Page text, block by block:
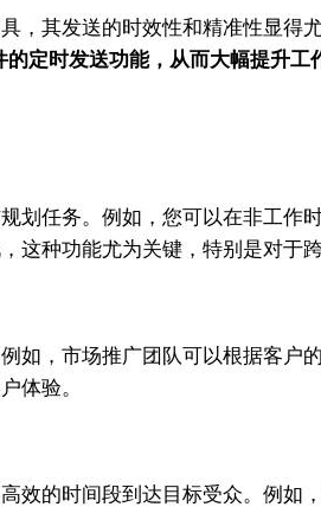
，其发送的时效性和精准性显得
定时发送功能，从而大幅提升工
划任务。例如，您可以在非工
这种功能尤为关键，特别是对于
如，市场推广团队可以根据客
体验。
效的时间段到达目标受众。例